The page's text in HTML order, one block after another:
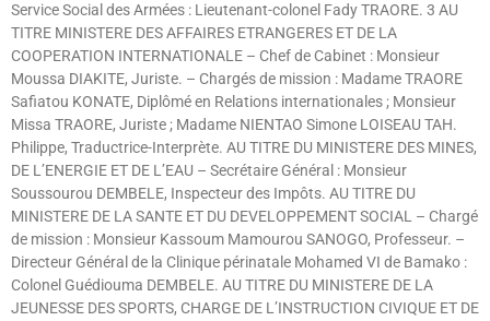
Service Social des Armées : Lieutenant-colonel Fady TRAORE. 3 AU
TITRE MINISTERE DES AFFAIRES ETRANGERES ET DE LA
COOPERATION INTERNATIONALE – Chef de Cabinet : Monsieur
Moussa DIAKITE, Juriste. – Chargés de mission : Madame TRAORE
Safiatou KONATE, Diplômé en Relations internationales ; Monsieur
Missa TRAORE, Juriste ; Madame NIENTAO Simone LOISEAU TAH.
Philippe, Traductrice-Interprète. AU TITRE DU MINISTERE DES MINES,
DE L’ENERGIE ET DE L’EAU – Secrétaire Général : Monsieur
Soussourou DEMBELE, Inspecteur des Impôts. AU TITRE DU
MINISTERE DE LA SANTE ET DU DEVELOPPEMENT SOCIAL – Chargé
de mission : Monsieur Kassoum Mamourou SANOGO, Professeur. –
Directeur Général de la Clinique périnatale Mohamed VI de Bamako :
Colonel Guédiouma DEMBELE. AU TITRE DU MINISTERE DE LA
JEUNESSE DES SPORTS, CHARGE DE L’INSTRUCTION CIVIQUE ET DE